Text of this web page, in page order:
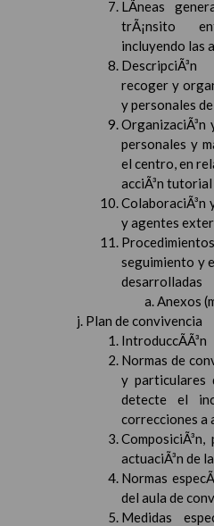
LÃ­neas
trÃ¡nsito
incluyendo las
recoger y
y personales
OrganizaciÃ³n
personales y
el centro, en
acciÃ³n tutorial
ColaboraciÃ³n
y agentes
seguimiento y
desarrolladas
Anexos
Plan de convivencia
IntroduccÃ­Ã³n
Normas de
y particulares
detecte el
correcciones a
actuaciÃ³n de
Normas
del aula de
Medidas